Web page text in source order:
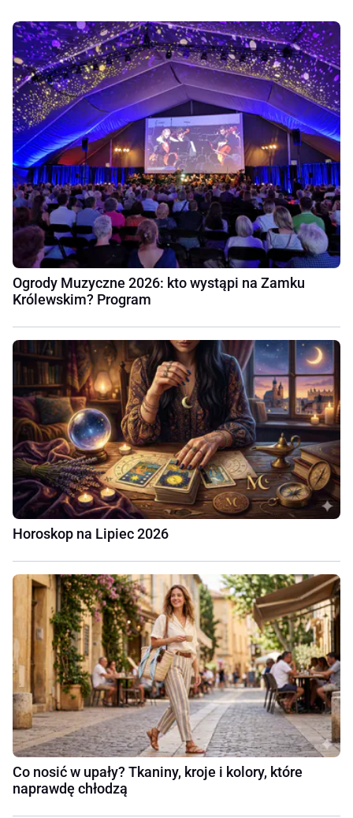
Ogrody Muzyczne 2026: kto wystąpi na Zamku
Królewskim? Program
Horoskop na Lipiec 2026
Co nosić w upały? Tkaniny, kroje i kolory, które
naprawdę chłodzą